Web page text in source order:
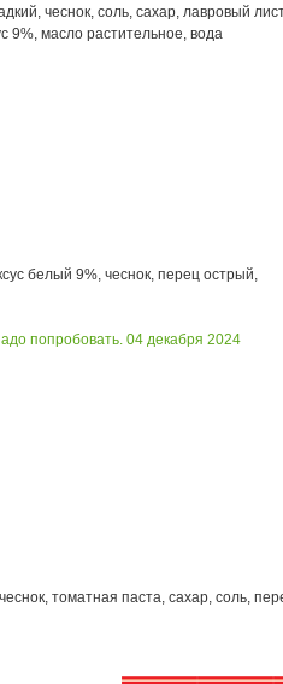
чеснок, соль, сахар, лавровый
9%, масло растительное, вода
белый 9%, чеснок, перец острый,
попробовать. 04 декабря 2024
томатная паста, сахар, соль,